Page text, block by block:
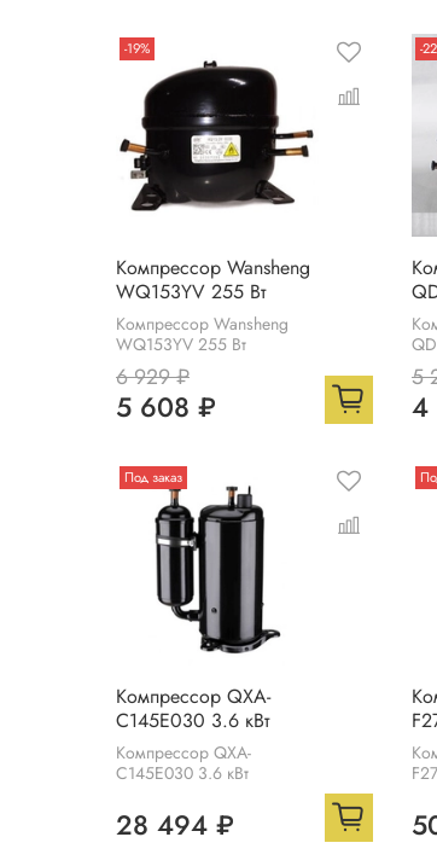
-19%
Компрессор Wansheng
WQ153YV 255 Вт
Компрессор Wansheng
WQ153YV 255 Вт
6 929 ₽
5 608 ₽
-
5
4
Под заказ
Компрессор QXA-
C145E030 3.6 кВт
Компрессор QXA-
C145E030 3.6 кВт
28 494 ₽